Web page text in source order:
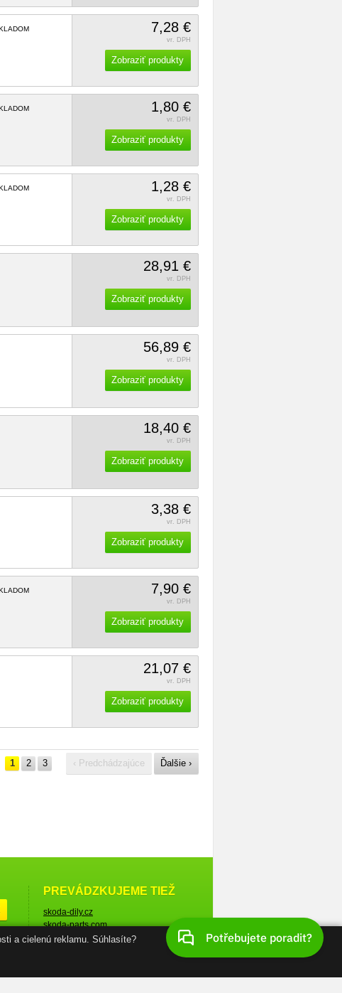
a cielenú reklamu. Súhlasíte?
7,28 €
vr. DPH
Zobraziť produkty
1,80 €
vr. DPH
Zobraziť produkty
1,28 €
vr. DPH
Zobraziť produkty
28,91 €
vr. DPH
Zobraziť produkty
56,89 €
vr. DPH
Zobraziť produkty
18,40 €
vr. DPH
Zobraziť produkty
3,38 €
vr. DPH
Zobraziť produkty
7,90 €
vr. DPH
Zobraziť produkty
21,07 €
vr. DPH
Zobraziť produkty
‹ Predchádzajúce Ďalšie ›
1 2 3
PREVÁDZKUJEME TIEŽ
skoda-dily.cz
skoda-parts.com
© Škoda-diely.sk, 2005–2026